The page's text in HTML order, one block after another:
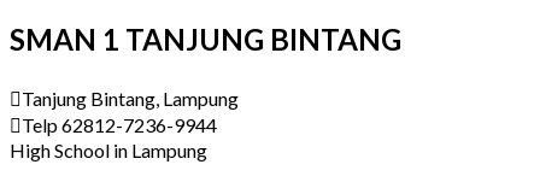
SMAN 1 TANJUNG BINTANG
Tanjung Bintang, Lampung
Telp 62812-7236-9944
High School in Lampung